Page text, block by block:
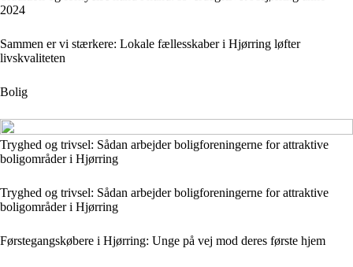
2024
Sammen er vi stærkere: Lokale fællesskaber i Hjørring løfter
livskvaliteten
Bolig
Tryghed og trivsel: Sådan arbejder boligforeningerne for attraktive
boligområder i Hjørring
Tryghed og trivsel: Sådan arbejder boligforeningerne for attraktive
boligområder i Hjørring
Førstegangskøbere i Hjørring: Unge på vej mod deres første hjem